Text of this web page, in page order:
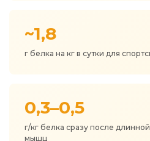
~1,8
г белка на кг в сутки для
0,3–0,5
г/кг белка сразу после
мышц